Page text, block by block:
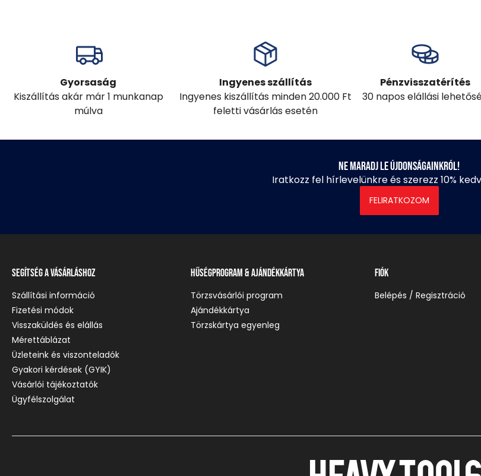
Gyorsaság
Kiszállítás akár már 1 munkanap
múlva
Ingyenes szállítás
Ingyenes kiszállítás minden 20.000 Ft
feletti vásárlás esetén
Pénzvisszatérítés
30 napos elállási
Ne maradj le újdonságainkról!
Iratkozz fel hírlevelünkre és szerezz 10%
FELIRATKOZOM
Segítség a vásárláshoz
Szállítási információ
Fizetési módok
Visszaküldés és elállás
Mérettáblázat
Üzleteink és viszonteladók
Gyakori kérdések (GYIK)
Vásárlói tájékoztatók
Ügyfélszolgálat
Hűségprogram & Ajándékkártya
Törzsvásárlói program
Ajándékkártya
Törzskártya egyenleg
Fiók
Belépés / Regisztráció